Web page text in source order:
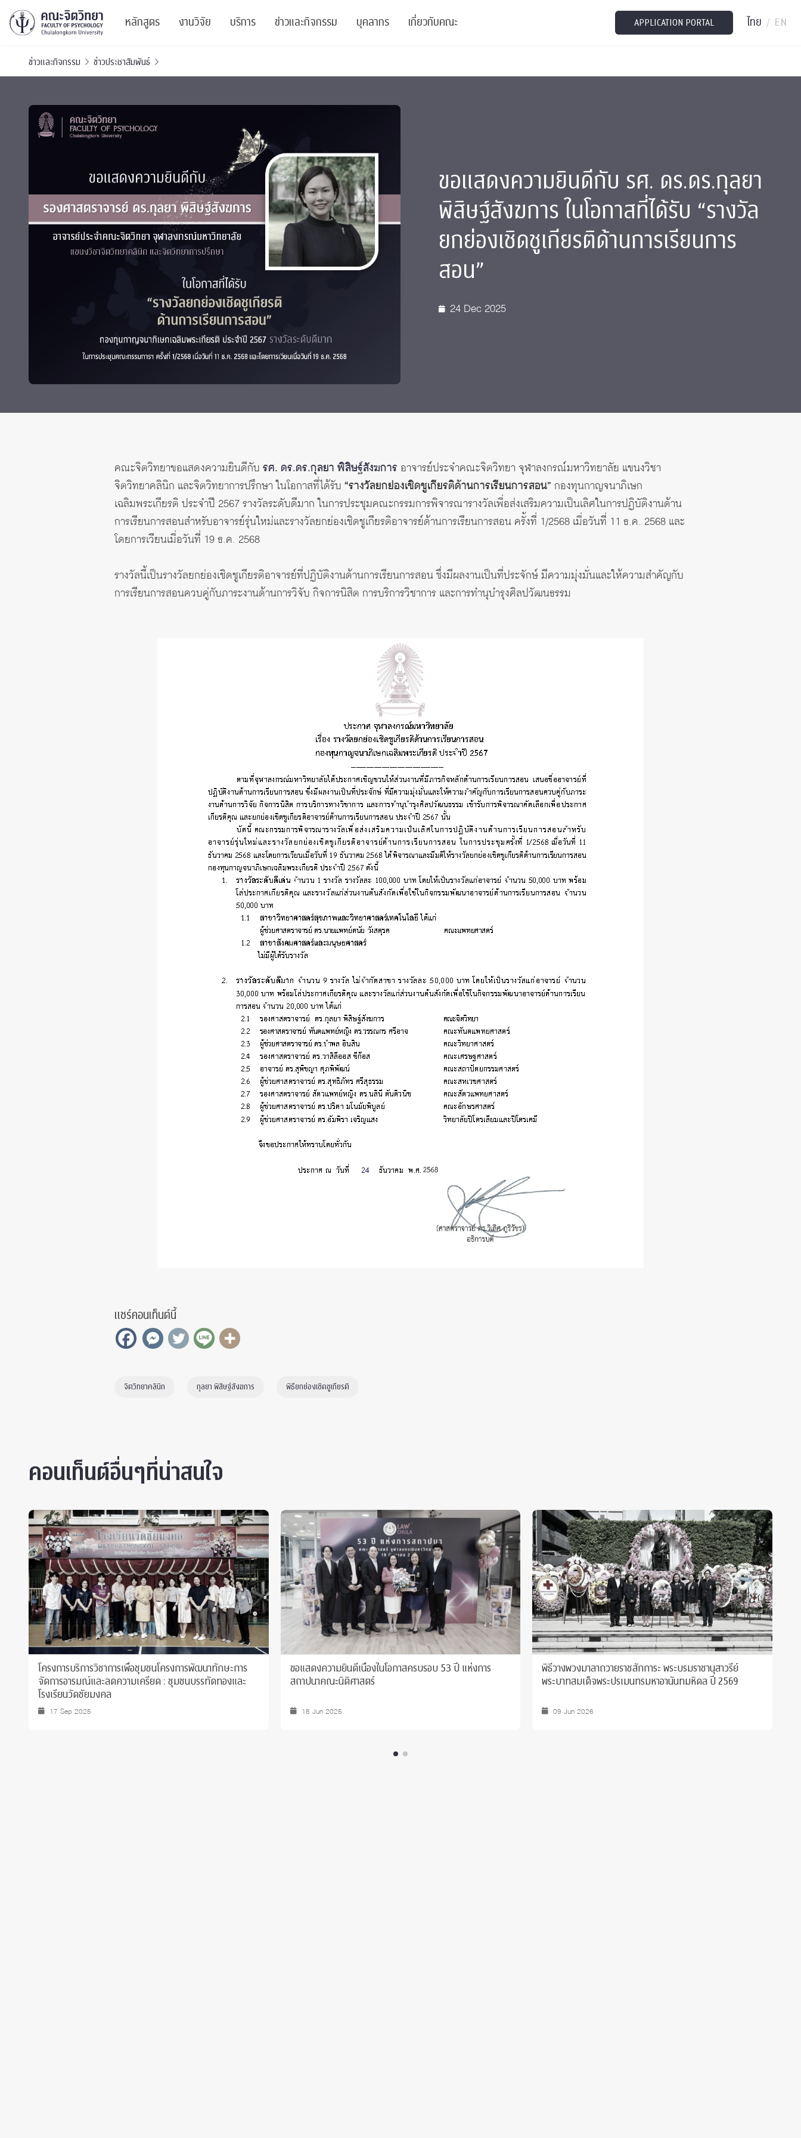
หลักสูตร
ปริญญาบัณฑิต
หลักสูตรปริญญาโทและ
ปริญญาเอก
นิสิตปัจจุบัน
งานวิจัย
ผลงานตีพิมพ์
งานประชุมวิชาการ
งานประชุมวิชาการระดับนานาชาติ
TICP 2023
SSBW Activities
ทุนและรางวัล
บริการ
PSY Stats Clinic
ศูนย์สุขภาวะทางจิต
ศูนย์จิตวิทยาเพื่อประสิทธิภาพองค์กร
Life Di
CU Radio
ข่าวและกิจกรรม
โครงการอบรม
ตำแหน่งงาน
บุคลากร
เจ้าหน้าที่
เกี่ยวกับคณะ
รายงานประจำปี
Intranet
APPLICATION PORTAL ไทย / EN
ข่าวและกิจกรรม ข่าวประชาสัมพันธ์
ขอแสดงความยินดีกับ รศ. ดร.ดร.กุลยา
พิสิษฐ์สังฆการ ในโอกาสที่ได้รับ “รางวัล
ยกย่องเชิดชูเกียรติด้านการเรียนการ
สอน”
24 Dec 2025
คณะจิตวิทยาขอแสดงความยินดีกับ รศ. ดร.ดร.กุลยา พิสิษฐ์สังฆการอาจารย์ประจำคณะจิตวิทยา จุฬาลงกรณ์มหาวิทยาลัย แขนงวิชา
จิตวิทยาคลินิก และจิตวิทยาการปรึกษา ในโอกาสที่ได้รับ “รางวัลยกย่องเชิดชูเกียรติด้านการเรียนการสอน” กองทุนกาญจนาภิเษก
เฉลิมพระเกียรติ ประจำปี 2567 รางวัลระดับดีมาก ในการประชุมคณะกรรมการพิจารณารางวัลเพื่อส่งเสริมความเป็นเลิศในการปฏิบัติงานด้าน
การเรียนการสอนสำหรับอาจารย์รุ่นใหม่และรางวัลยกย่องเชิดชูเกียรติอาจารย์ด้านการเรียนการสอน ครั้งที่ 1/2568 เมื่อวันที่ 11 ธ.ค. 2568 และ
โดยการเวียนเมื่อวันที่ 19 ธ.ค. 2568
รางวัลนี้เป็นรางวัลยกย่องเชิดชูเกียรติอาจารย์ที่ปฏิบัติงานด้านการเรียนการสอน ซึ่งมีผลงานเป็นที่ประจักษ์ มีความมุ่งมั่นและให้ความสำคัญกับ
การเรียนการสอนควบคู่กับภาระงานด้านการวิจับ กิจการนิสิต การบริการวิชาการ และการทำนุบำรุงศิลปวัฒนธรรม
แชร์คอนเท็นต์นี้
จิตวิทยาคลินิก กุลยา พิสิษฐ์สังฆการ พิธียกย่องเชิดชูเกียรติ
คอนเท็นต์อื่นๆที่น่าสนใจ
โครงการบริการวิชาการเพื่อชุมชนโครงการพัฒนาทักษะการ
จัดการอารมณ์และลดความเครียด : ชุมชนบรรทัดทองและ
โรงเรียนวัดชัยมงคล
17 Sep 2025
ขอแสดงความยินดีเนื่องในโอกาสครบรอบ 53 ปี แห่งการ
สถาปนาคณะนิติศาสตร์
18 Jun 2025
พิธีวางพวงมาลาถวายราชสักการะ พระบรมราชานุสาวรีย์
พระบาทสมเด็จพระปรเมนทรมหาอานันทมหิดล ปี 2569
09 Jun 2026